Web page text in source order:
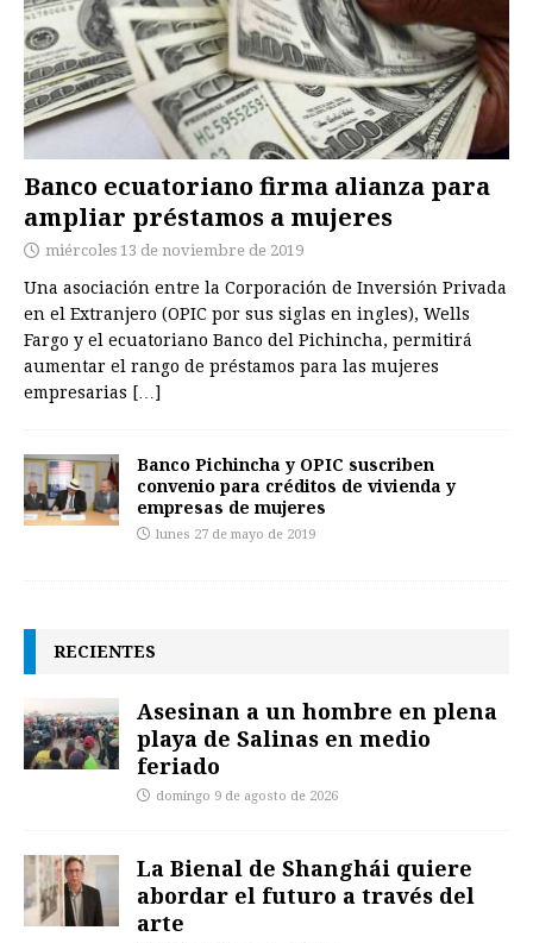
Banco ecuatoriano firma alianza para
ampliar préstamos a mujeres
miércoles 13 de noviembre de 2019
Una asociación entre la Corporación de Inversión Privada
en el Extranjero (OPIC por sus siglas en ingles), Wells
Fargo y el ecuatoriano Banco del Pichincha, permitirá
aumentar el rango de préstamos para las mujeres
empresarias […]
Banco Pichincha y OPIC suscriben
convenio para créditos de vivienda y
empresas de mujeres
lunes 27 de mayo de 2019
RECIENTES
Asesinan a un hombre en plena
playa de Salinas en medio
feriado
domingo 9 de agosto de 2026
La Bienal de Shanghái quiere
abordar el futuro a través del
arte